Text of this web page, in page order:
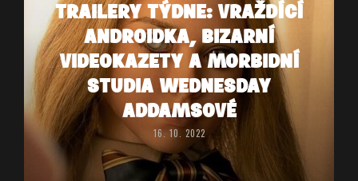
TRAILERY TÝDNE: VRAŽDÍCÍ
ANDROIDKA, BIZARNÍ
VIDEOKAZETY A MORBIDNÍ
STUDIA WEDNESDAY
ADDAMSOVÉ
16. 10. 2022